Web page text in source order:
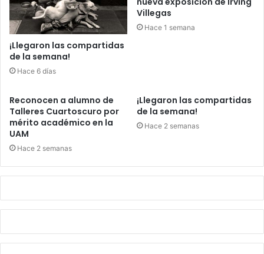
¡Llegaron las compartidas
de la semana!
Hace 6 días
Villegas
Hace 1 semana
Reconocen a alumno de
Talleres Cuartoscuro por
mérito académico en la
UAM
Hace 2 semanas
¡Llegaron las compartidas
de la semana!
Hace 2 semanas